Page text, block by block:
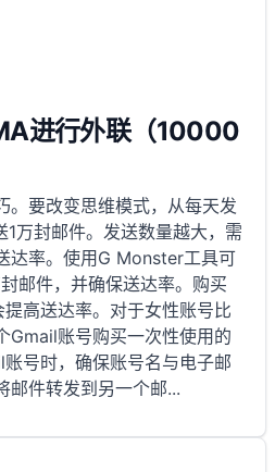
进行外联（10000
。要改变思维模式，从每天发
万封邮件。发送数量越大，需
达率。使用G Monster工具可
邮件，并确保送达率。购买
高送达率。对于女性账号比
Gmail账号购买一次性使用的
号时，确保账号名与电子邮
邮件转发到另一个邮...